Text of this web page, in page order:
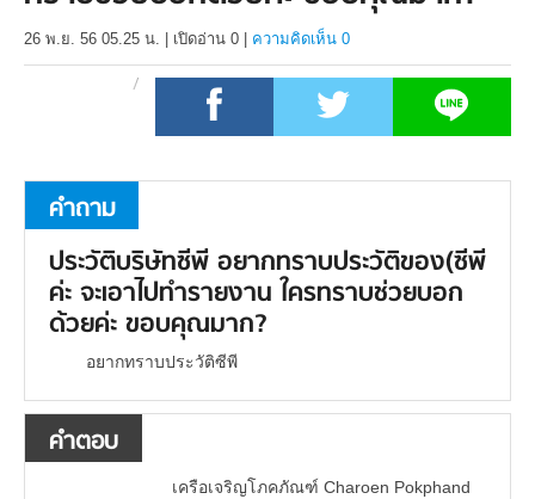
26 พ.ย. 56 05.25 น. เปิดอ่าน 0 ความคิดเห็น 0
คำถาม
ประวัติบริษัทซีพี อยากทราบประวัติของ(ซีพี
ค่ะ จะเอาไปทำรายงาน ใครทราบช่วยบอก
ด้วยค่ะ ขอบคุณมาก?
อยากทราบประวัติซีพี
คำตอบ
เครือเจริญโภคภัณฑ์ Charoen Pokphand